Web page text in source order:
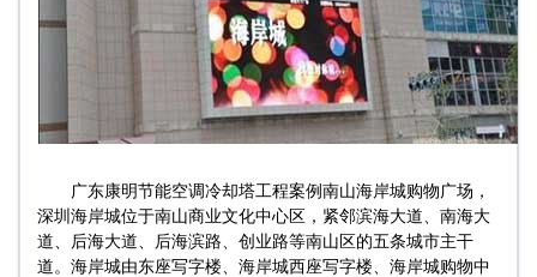
广东康明节能空调冷却塔工程案例南山海岸城购物广场，
深圳海岸城位于南山商业文化中心区，紧邻滨海大道、南海大
道、后海大道、后海滨路、创业路等南山区的五条城市主干
道。海岸城由东座写字楼、海岸城西座写字楼、海岸城购物中